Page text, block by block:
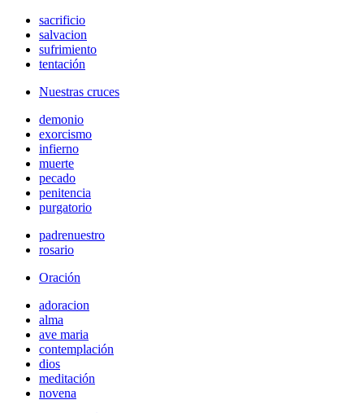
sacrificio
salvacion
sufrimiento
tentación
Nuestras cruces
demonio
exorcismo
infierno
muerte
pecado
penitencia
purgatorio
padrenuestro
rosario
Oración
adoracion
alma
ave maria
contemplación
dios
meditación
novena